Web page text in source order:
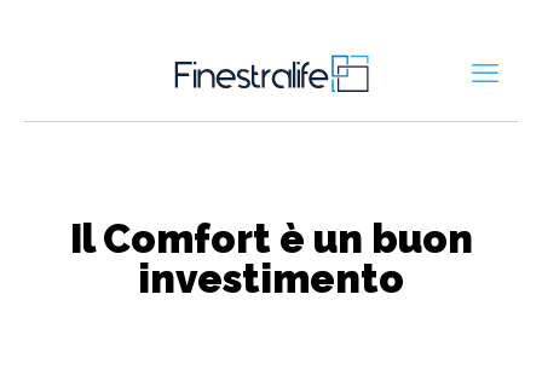
Il Comfort è un buon
investimento